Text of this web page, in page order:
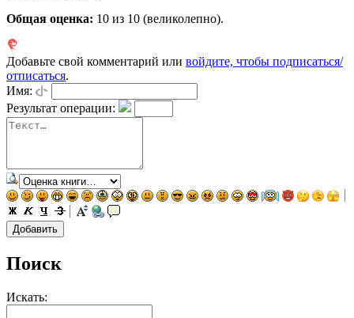
Общая оценка: 10 из 10 (великолепно).
Добавьте свой комментарий или войдите, чтобы подписаться/
отписаться.
Имя:
Результат операции:
Поиск
Искать: